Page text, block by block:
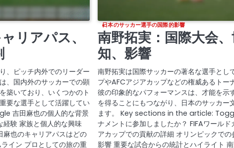
リアパス、
、ピッチ内外でのリーダー
、国内外のサッカーでの顕
築いており、いくつかのト
要な選手として活躍してい
吉田麻也の個人的な背景
経験 家族と個人的な興味
也のキャリアパスはどの
イン プロとしての旅の重
日本のサッカー選手の国際的影響
南野拓実：国際大会
知、影響
南野拓実は国際サッカーの著名な選手とし
プやAFCアジアカップなどの権威あるトー
彼の印象的なパフォーマンスは、才能を示
を得ることにもつながり、日本のサッカー
ます。 Key sections in the article:
ナメントに参加しましたか？ FIFAワール
アカップでの貢献の詳細 オリンピックで
影響 重要な試合からの統計とハイライト